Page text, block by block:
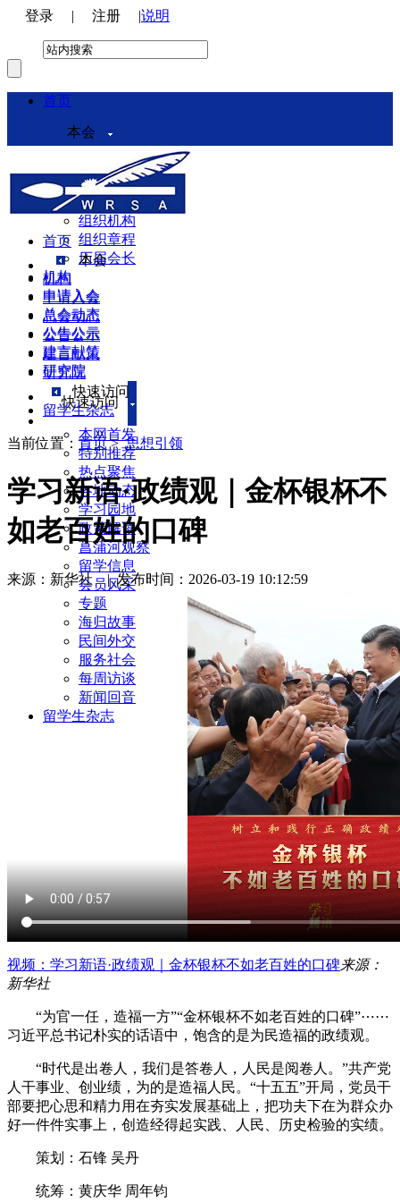
登录 | 注册 |说明
首页
本会
本会介绍
领导机构
理事会
组织机构
组织章程
历届会长
机构
申请入会
总会动态
公告公示
建言献策
研究院
快速访问
本网首发
特别推荐
热点聚焦
各地动态
学习园地
政策解读
菖蒲河观察
留学信息
会员风采
专题
海归故事
民间外交
服务社会
每周访谈
新闻回音
留学生杂志
首页
本会
机构
申请入会
总会动态
公告公示
建言献策
研究院
快速访问
留学生杂志
当前位置： 首页>思想引领
学习新语·政绩观｜金杯银杯不
如老百姓的口碑
来源：新华社 |发布时间：2026-03-19 10:12:59
视频：学习新语·政绩观｜金杯银杯不如老百姓的口碑来源：
新华社
“为官一任，造福一方”“金杯银杯不如老百姓的口碑”⋯⋯
习近平总书记朴实的话语中，饱含的是为民造福的政绩观。
“时代是出卷人，我们是答卷人，人民是阅卷人。”共产党
人干事业、创业绩，为的是造福人民。“十五五”开局，党员干
部要把心思和精力用在夯实发展基础上，把功夫下在为群众办
好一件件实事上，创造经得起实践、人民、历史检验的实绩。
策划：石锋 吴丹
统筹：黄庆华 周年钧